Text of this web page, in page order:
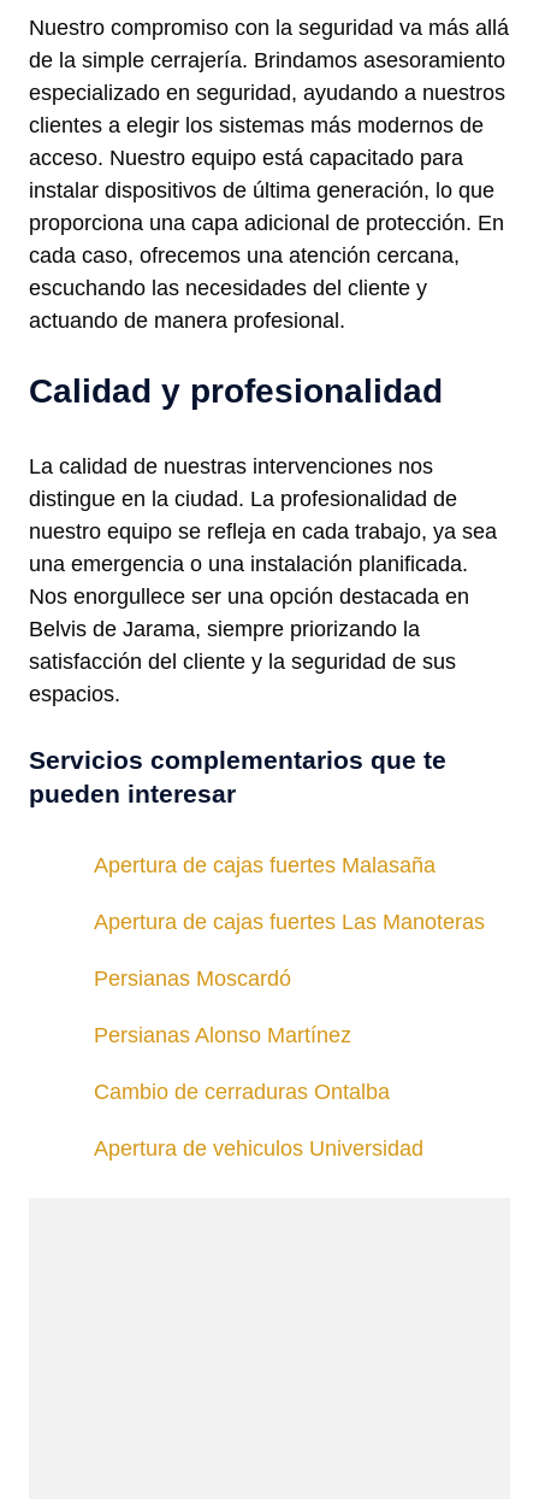
Nuestro compromiso con la seguridad va más allá
de la simple cerrajería. Brindamos asesoramiento
especializado en seguridad, ayudando a nuestros
clientes a elegir los sistemas más modernos de
acceso. Nuestro equipo está capacitado para
instalar dispositivos de última generación, lo que
proporciona una capa adicional de protección. En
cada caso, ofrecemos una atención cercana,
escuchando las necesidades del cliente y
actuando de manera profesional.
Calidad y profesionalidad
La calidad de nuestras intervenciones nos
distingue en la ciudad. La profesionalidad de
nuestro equipo se refleja en cada trabajo, ya sea
una emergencia o una instalación planificada.
Nos enorgullece ser una opción destacada en
Belvis de Jarama, siempre priorizando la
satisfacción del cliente y la seguridad de sus
espacios.
Servicios complementarios que te
pueden interesar
Apertura de cajas fuertes Malasaña
Apertura de cajas fuertes Las Manoteras
Persianas Moscardó
Persianas Alonso Martínez
Cambio de cerraduras Ontalba
Apertura de vehiculos Universidad